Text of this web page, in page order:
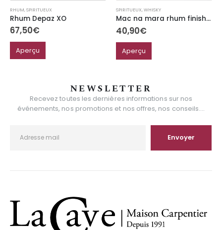
RHUM,SPIRITUEUX
Rhum Depaz XO
67,50€
Aperçu
SPIRITUEUX,WHISKY
Mac na mara rhum finish 40°vol.
40,90€
Aperçu
NEWSLETTER
Recevez toutes les dernières informations sur nos
événements, nos promotions et nos offres, nos conseils....